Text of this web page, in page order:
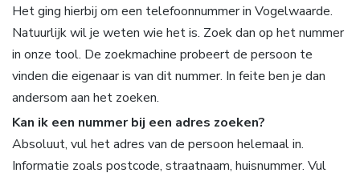
Het ging hierbij om een telefoonnummer in Vogelwaarde.
Natuurlijk wil je weten wie het is. Zoek dan op het nummer
in onze tool. De zoekmachine probeert de persoon te
vinden die eigenaar is van dit nummer. In feite ben je dan
andersom aan het zoeken.
Kan ik een nummer bij een adres zoeken?
Absoluut, vul het adres van de persoon helemaal in.
Informatie zoals postcode, straatnaam, huisnummer. Vul